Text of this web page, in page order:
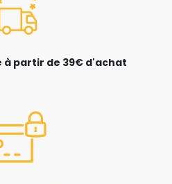
à partir de 39€ d'achat